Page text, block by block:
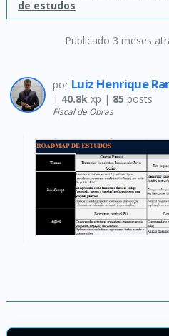
Publicado 3 meses
de estudos
por Luiz Henrique
| 40.8kxp | 85 posts
Fiscal de Obras